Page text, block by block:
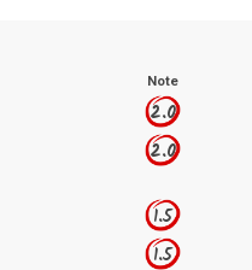
Note
2.0
2.0
1.5
1.5